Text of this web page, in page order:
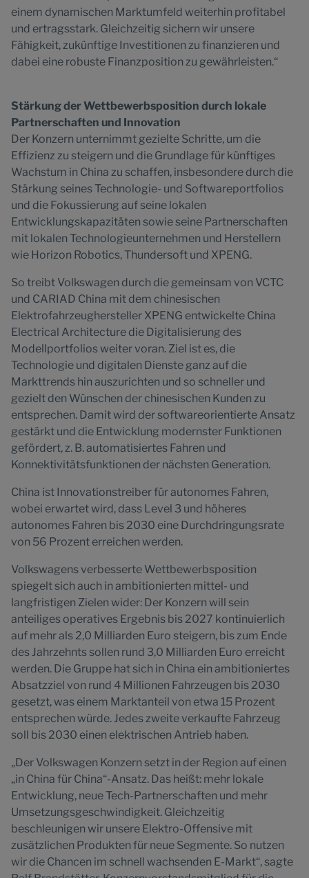
einem dynamischen Marktumfeld weiterhin profitabel
und ertragsstark. Gleichzeitig sichern wir unsere
Fähigkeit, zukünftige Investitionen zu finanzieren und
dabei eine robuste Finanzposition zu gewährleisten.“
Stärkung der Wettbewerbsposition durch lokale
Partnerschaften und Innovation
Der Konzern unternimmt gezielte Schritte, um die
Effizienz zu steigern und die Grundlage für künftiges
Wachstum in China zu schaffen, insbesondere durch die
Stärkung seines Technologie- und Softwareportfolios
und die Fokussierung auf seine lokalen
Entwicklungskapazitäten sowie seine Partnerschaften
mit lokalen Technologieunternehmen und Herstellern
wie Horizon Robotics, Thundersoft und XPENG.
So treibt Volkswagen durch die gemeinsam von VCTC
und CARIAD China mit dem chinesischen
Elektrofahrzeughersteller XPENG entwickelte China
Electrical Architecture die Digitalisierung des
Modellportfolios weiter voran. Ziel ist es, die
Technologie und digitalen Dienste ganz auf die
Markttrends hin auszurichten und so schneller und
gezielt den Wünschen der chinesischen Kunden zu
entsprechen. Damit wird der softwareorientierte Ansatz
gestärkt und die Entwicklung modernster Funktionen
gefördert, z. B. automatisiertes Fahren und
Konnektivitätsfunktionen der nächsten Generation.
China ist Innovationstreiber für autonomes Fahren,
wobei erwartet wird, dass Level 3 und höheres
autonomes Fahren bis 2030 eine Durchdringungsrate
von 56 Prozent erreichen werden.
Volkswagens verbesserte Wettbewerbsposition
spiegelt sich auch in ambitionierten mittel- und
langfristigen Zielen wider: Der Konzern will sein
anteiliges operatives Ergebnis bis 2027 kontinuierlich
auf mehr als 2,0 Milliarden Euro steigern, bis zum Ende
des Jahrzehnts sollen rund 3,0 Milliarden Euro erreicht
werden. Die Gruppe hat sich in China ein ambitioniertes
Absatzziel von rund 4 Millionen Fahrzeugen bis 2030
gesetzt, was einem Marktanteil von etwa 15 Prozent
entsprechen würde. Jedes zweite verkaufte Fahrzeug
soll bis 2030 einen elektrischen Antrieb haben.
„Der Volkswagen Konzern setzt in der Region auf einen
„in China für China“-Ansatz. Das heißt: mehr lokale
Entwicklung, neue Tech-Partnerschaften und mehr
Umsetzungsgeschwindigkeit. Gleichzeitig
beschleunigen wir unsere Elektro-Offensive mit
zusätzlichen Produkten für neue Segmente. So nutzen
wir die Chancen im schnell wachsenden E-Markt“, sagte